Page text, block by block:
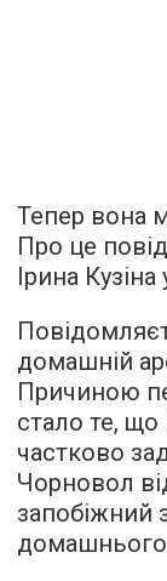
Тепер вона
Про це
Ірина Кузіна
домашній
Причиною
стало те, що
частково
Чорновол
запобіжний
домашнього